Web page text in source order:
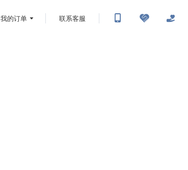
我的订单 联系客服